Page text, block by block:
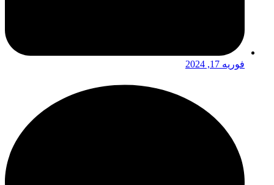
فوریه 17, 2024